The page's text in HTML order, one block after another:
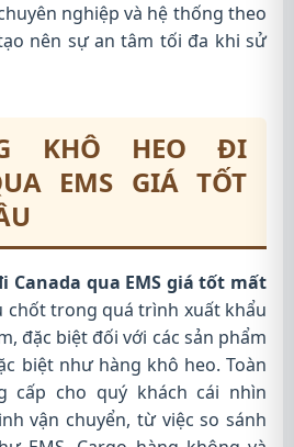
nghiệp và hệ thống theo
nên sự an tâm tối đa khi sử
KHÔ HEO ĐI
EMS GIÁ TỐT
Canada qua EMS giá tốt mất
chốt trong quá trình xuất khẩu
đặc biệt đối với các sản phẩm
biệt như hàng khô heo. Toàn
cấp cho quý khách cái nhìn
vận chuyển, từ việc so sánh